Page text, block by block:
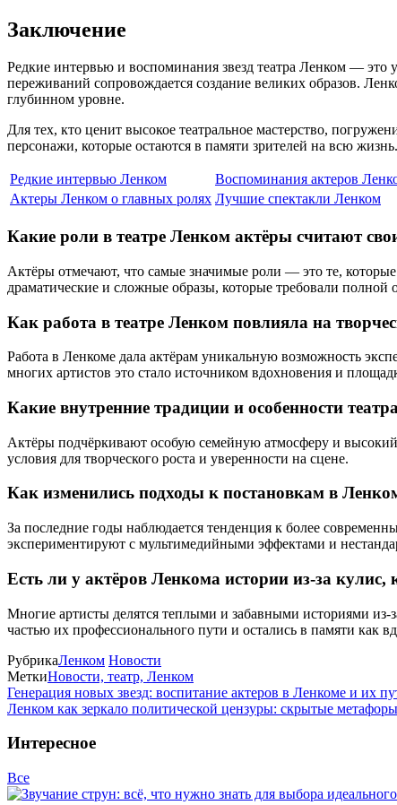
Заключение
Редкие интервью и воспоминания звезд театра Ленком — это
переживаний сопровождается создание великих образов.
глубинном уровне.
Для тех, кто ценит высокое театральное мастерство,
персонажи, которые остаются в памяти зрителей на всю жизнь.
Редкие интервью Ленком Воспоминания актеров
Актеры Ленком о главных ролях Лучшие спектакли Ленком
Какие роли в театре Ленком актёры считают
Актёры отмечают, что самые значимые роли — это те,
драматические и сложные образы, которые требовали полной
Как работа в театре Ленком повлияла на
Работа в Ленкоме дала актёрам уникальную возможность
многих артистов это стало источником вдохновения и
Какие внутренние традиции и особенности
Актёры подчёркивают особую семейную атмосферу и высокий
условия для творческого роста и уверенности на сцене.
Как изменились подходы к постановкам в
За последние годы наблюдается тенденция к более
экспериментируют с мультимедийными эффектами и
Есть ли у актёров Ленкома истории из-за
Многие артисты делятся теплыми и забавными историями
частью их профессионального пути и остались в памяти как
РубрикаЛенком Новости
МеткиНовости, театр, Ленком
Генерация новых звезд: воспитание актеров в Ленкоме и их
Ленком как зеркало политической цензуры: скрытые
Интересное
Все